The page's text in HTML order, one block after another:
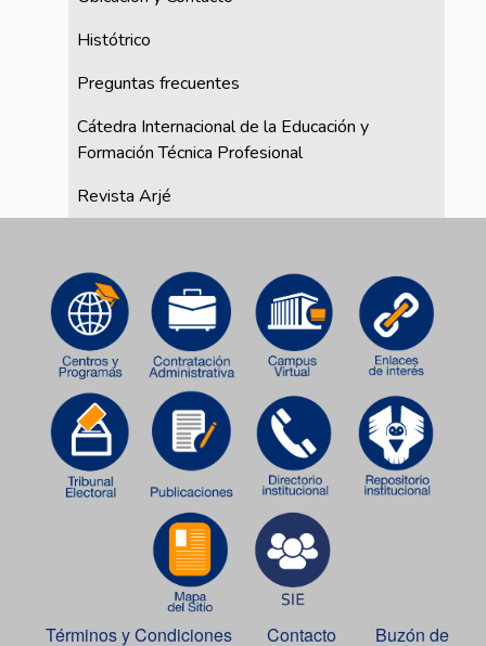
Histótrico
Preguntas frecuentes
Cátedra Internacional de la Educación y
Formación Técnica Profesional
Revista Arjé
Términos y Condiciones Contacto Buzón de